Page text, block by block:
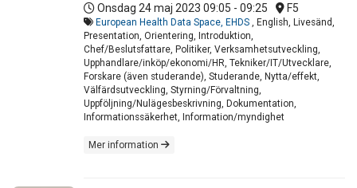
Onsdag 24 maj 2023 09:05 - 09:25 F5
European Health Data Space, EHDS
, English, Livesänd,
Presentation, Orientering, Introduktion,
Chef/Beslutsfattare, Politiker, Verksamhetsutveckling,
Upphandlare/inköp/ekonomi/HR, Tekniker/IT/Utvecklare,
Forskare (även studerande), Studerande, Nytta/effekt,
Välfärdsutveckling, Styrning/Förvaltning,
Uppföljning/Nulägesbeskrivning, Dokumentation,
Informationssäkerhet, Information/myndighet
Mer information